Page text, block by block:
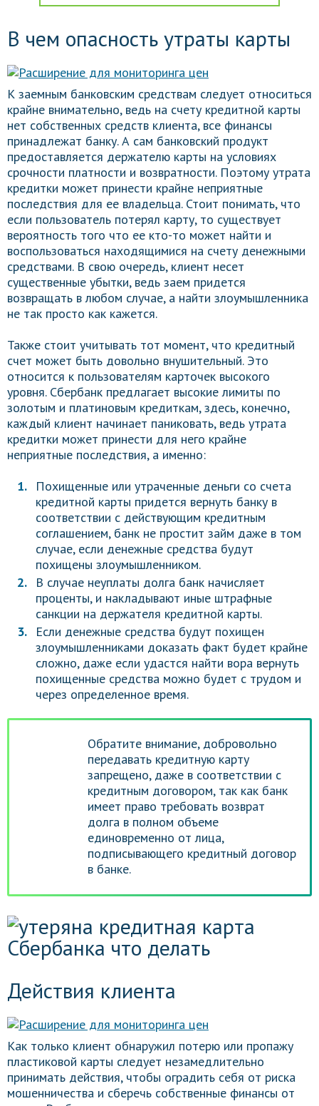
В чем опасность утраты карты
К заемным банковским средствам следует относиться
крайне внимательно, ведь на счету кредитной карты
нет собственных средств клиента, все финансы
принадлежат банку. А сам банковский продукт
предоставляется держателю карты на условиях
срочности платности и возвратности. Поэтому утрата
кредитки может принести крайне неприятные
последствия для ее владельца. Стоит понимать, что
если пользователь потерял карту, то существует
вероятность того что ее кто-то может найти и
воспользоваться находящимися на счету денежными
средствами. В свою очередь, клиент несет
существенные убытки, ведь заем придется
возвращать в любом случае, а найти злоумышленника
не так просто как кажется.
Также стоит учитывать тот момент, что кредитный
счет может быть довольно внушительный. Это
относится к пользователям карточек высокого
уровня. Сбербанк предлагает высокие лимиты по
золотым и платиновым кредиткам, здесь, конечно,
каждый клиент начинает паниковать, ведь утрата
кредитки может принести для него крайне
неприятные последствия, а именно:
Похищенные или утраченные деньги со счета
кредитной карты придется вернуть банку в
соответствии с действующим кредитным
соглашением, банк не простит займ даже в том
случае, если денежные средства будут
похищены злоумышленником.
В случае неуплаты долга банк начисляет
проценты, и накладывают иные штрафные
санкции на держателя кредитной карты.
Если денежные средства будут похищен
злоумышленниками доказать факт будет крайне
сложно, даже если удастся найти вора вернуть
похищенные средства можно будет с трудом и
через определенное время.
Обратите внимание, добровольно
передавать кредитную карту
запрещено, даже в соответствии с
кредитным договором, так как банк
имеет право требовать возврат
долга в полном объеме
единовременно от лица,
подписывающего кредитный договор
в банке.
Действия клиента
Как только клиент обнаружил потерю или пропажу
пластиковой карты следует незамедлительно
принимать действия, чтобы оградить себя от риска
мошенничества и сберечь собственные финансы от